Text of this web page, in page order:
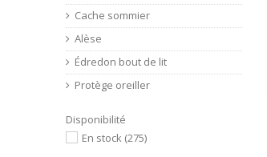
Cache sommier
Alèse
Édredon bout de lit
Protège oreiller
Disponibilité
En stock (275)